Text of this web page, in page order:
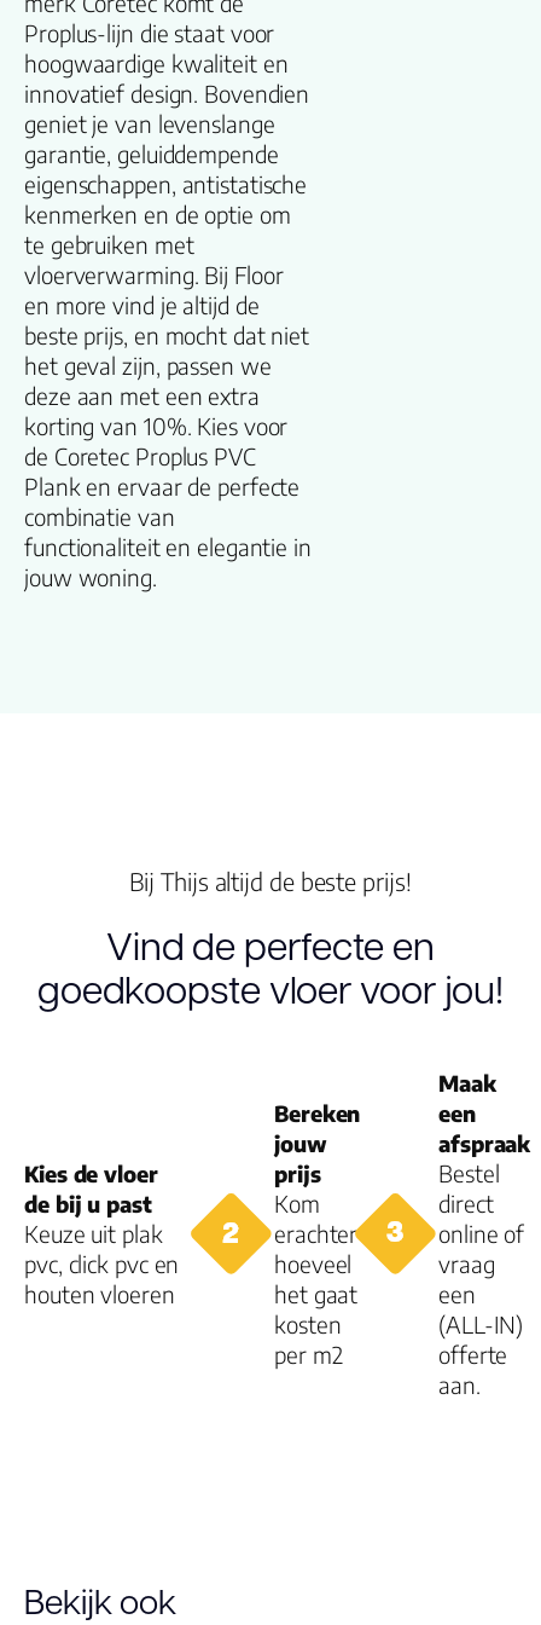
Proplus-lijn die staat voor
hoogwaardige kwaliteit en
innovatief design. Bovendien
geniet je van levenslange
garantie, geluiddempende
eigenschappen, antistatische
kenmerken en de optie om
te gebruiken met
vloerverwarming. Bij Floor
en more vind je altijd de
beste prijs, en mocht dat niet
het geval zijn, passen we
deze aan met een extra
korting van 10%. Kies voor
de Coretec Proplus PVC
Plank en ervaar de perfecte
combinatie van
functionaliteit en elegantie in
jouw woning.
Montage
Type click
Woongebruik
(jaren)
Garantie
Bij Thijs altijd de beste prijs!
Vind de perfecte en
goedkoopste vloer voor jou!
Kies de vloer
de bij u past
Keuze uit plak
pvc, click pvc en
houten vloeren
Bereken
jouw
prijs
Kom
erachter
hoeveel
het gaat
kosten
per m2
Maak
een
afspraak
Bestel
direct
online of
vraag
een
(ALL-IN)
offerte
aan.
Bekijk ook